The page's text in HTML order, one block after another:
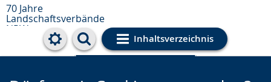
70 Jahre
Landschaftsverbände
NRW
Inhaltsverzeichnis
Cookie-Einstellungen